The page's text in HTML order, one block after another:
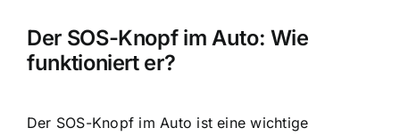
Der SOS-Knopf im Auto: Wie
funktioniert er?
Der SOS-Knopf im Auto ist eine wichtige